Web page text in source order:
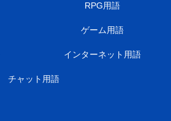
RPG用語
ゲーム用語
インターネット用語
チャット用語